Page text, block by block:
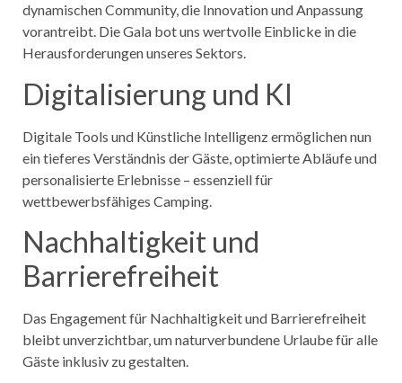
dynamischen Community, die Innovation und Anpassung
vorantreibt. Die Gala bot uns wertvolle Einblicke in die
Herausforderungen unseres Sektors.
Digitalisierung und KI
Digitale Tools und Künstliche Intelligenz ermöglichen nun
ein tieferes Verständnis der Gäste, optimierte Abläufe und
personalisierte Erlebnisse – essenziell für
wettbewerbsfähiges Camping.
Nachhaltigkeit und
Barrierefreiheit
Das Engagement für Nachhaltigkeit und Barrierefreiheit
bleibt unverzichtbar, um naturverbundene Urlaube für alle
Gäste inklusiv zu gestalten.